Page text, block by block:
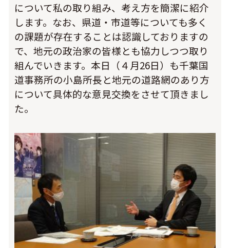
について私の取り組み、考え方を簡潔に紹介
します。なお、県道・市道等についても多く
の課題が存在することは認識しておりますの
で、地元の政治家の皆様とも協力しつつ取り
組んでいきます。本日（４月26日）も千葉国
道事務所の小島所長と地元の道路網のあり方
について具体的な意見交換をさせて頂きまし
た。